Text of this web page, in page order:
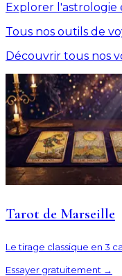
Explorer l'astrologie
Tous nos outils de
Découvrir tous nos
Tarot de Marseille
Le tirage classique en 3
Essayer gratuitement →